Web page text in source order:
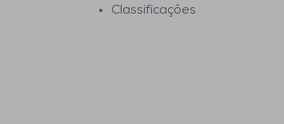
Classificações